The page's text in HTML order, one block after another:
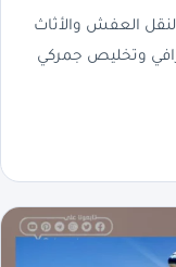
العفش والأثاث
وتخليص جمركي